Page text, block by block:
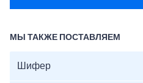
МЫ ТАКЖЕ ПОСТАВЛЯЕМ
Шифер